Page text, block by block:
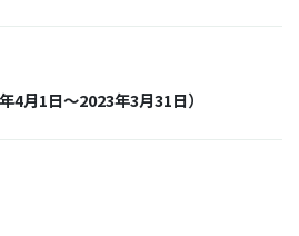
月1日～2023年3月31日）